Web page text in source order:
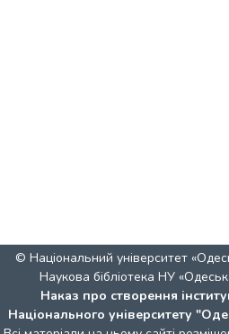
© Національний університет
Наукова бібліотека НУ
Наказ про створення
Національного університету